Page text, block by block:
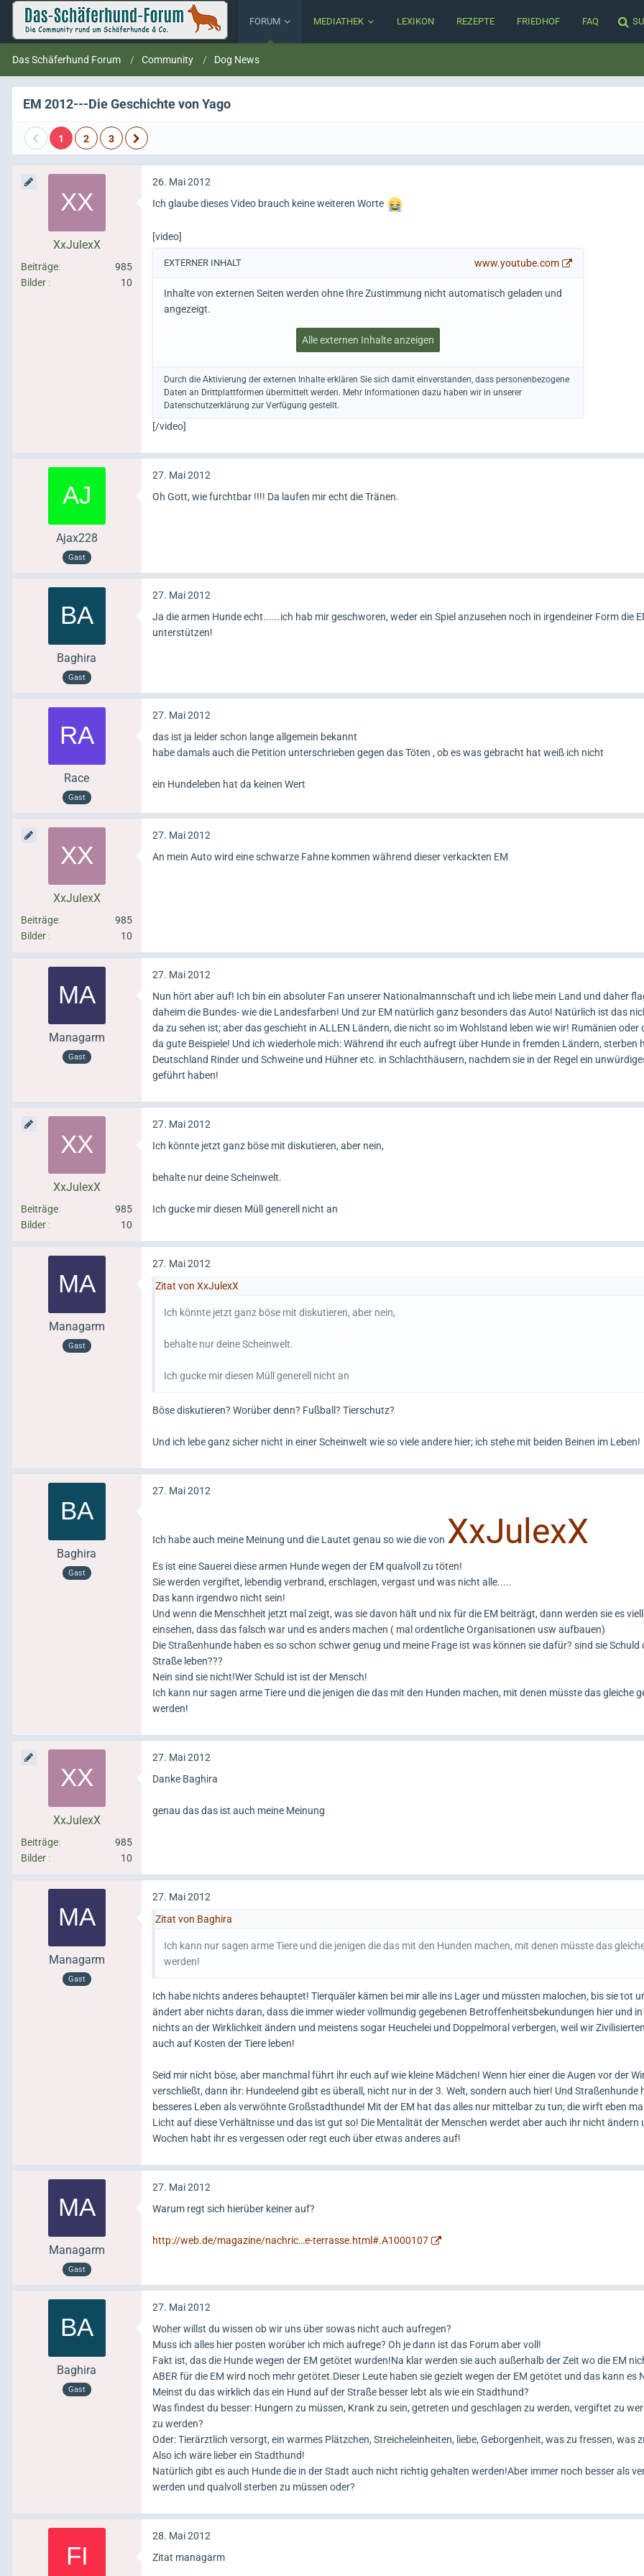
FORUM MEDIATHEK LEXIKON REZEPTE FRIEDHOF FAQ
Das Schäferhund Forum Community Dog News
EM 2012---Die Geschichte von Yago
1 2 3
XxJulexX
Beiträge
985
Bilder
10
26. Mai 2012
Ich glaube dieses Video brauch keine weiteren Worte
[video]
EXTERNER INHALT www.youtube.com
Inhalte von externen Seiten werden ohne Ihre Zustimmung nicht automatisch geladen und
angezeigt.
Alle externen Inhalte anzeigen
Durch die Aktivierung der externen Inhalte erklären Sie sich damit einverstanden, dass personenbezogene
Daten an Drittplattformen übermittelt werden. Mehr Informationen dazu haben wir in unserer
Datenschutzerklärung zur Verfügung gestellt.
[/video]
Ajax228
Gast
27. Mai 2012
Oh Gott, wie furchtbar !!!! Da laufen mir echt die Tränen.
Baghira
Gast
27. Mai 2012
Ja die armen Hunde echt......ich hab mir geschworen, weder ein Spiel anzusehen noch in irgendeiner Form die
unterstützen!
Race
Gast
27. Mai 2012
das ist ja leider schon lange allgemein bekannt
habe damals auch die Petition unterschrieben gegen das Töten , ob es was gebracht hat weiß ich nicht
ein Hundeleben hat da keinen Wert
XxJulexX
Beiträge
985
Bilder
10
27. Mai 2012
An mein Auto wird eine schwarze Fahne kommen während dieser verkackten EM
Managarm
Gast
27. Mai 2012
Nun hört aber auf! Ich bin ein absoluter Fan unserer Nationalmannschaft und ich liebe mein Land und daher
daheim die Bundes- wie die Landesfarben! Und zur EM natürlich ganz besonders das Auto! Natürlich ist das
da zu sehen ist; aber das geschieht in ALLEN Ländern, die nicht so im Wohlstand leben wie wir! Rumänien oder
da gute Beispiele! Und ich wiederhole mich: Während ihr euch aufregt über Hunde in fremden Ländern, sterben
Deutschland Rinder und Schweine und Hühner etc. in Schlachthäusern, nachdem sie in der Regel ein
geführt haben!
XxJulexX
Beiträge
985
Bilder
10
27. Mai 2012
Ich könnte jetzt ganz böse mit diskutieren, aber nein,
behalte nur deine Scheinwelt.
Ich gucke mir diesen Müll generell nicht an
Managarm
Gast
27. Mai 2012
Zitat von XxJulexX
Ich könnte jetzt ganz böse mit diskutieren, aber nein,
behalte nur deine Scheinwelt.
Ich gucke mir diesen Müll generell nicht an
Böse diskutieren? Worüber denn? Fußball? Tierschutz?
Und ich lebe ganz sicher nicht in einer Scheinwelt wie so viele andere hier; ich stehe mit beiden Beinen im Leben!
Baghira
Gast
27. Mai 2012
Ich habe auch meine Meinung und die Lautet genau so wie die von XxJulexX
Es ist eine Sauerei diese armen Hunde wegen der EM qualvoll zu töten!
Sie werden vergiftet, lebendig verbrand, erschlagen, vergast und was nicht alle.....
Das kann irgendwo nicht sein!
Und wenn die Menschheit jetzt mal zeigt, was sie davon hält und nix für die EM beiträgt, dann werden sie es
einsehen, dass das falsch war und es anders machen ( mal ordentliche Organisationen usw aufbauen)
Die Straßenhunde haben es so schon schwer genug und meine Frage ist was können sie dafür? sind sie Schuld
Straße leben???
Nein sind sie nicht!Wer Schuld ist ist der Mensch!
Ich kann nur sagen arme Tiere und die jenigen die das mit den Hunden machen, mit denen müsste das gleiche
werden!
XxJulexX
Beiträge
985
Bilder
10
27. Mai 2012
Danke Baghira
genau das das ist auch meine Meinung
Managarm
Gast
27. Mai 2012
Zitat von Baghira
Ich kann nur sagen arme Tiere und die jenigen die das mit den Hunden machen, mit denen müsste das
werden!
Ich habe nichts anderes behauptet! Tierquäler kämen bei mir alle ins Lager und müssten malochen, bis sie tot
ändert aber nichts daran, dass die immer wieder vollmundig gegebenen Betroffenheitsbekundungen hier und
nichts an der Wirklichkeit ändern und meistens sogar Heuchelei und Doppelmoral verbergen, weil wir
auch auf Kosten der Tiere leben!
Seid mir nicht böse, aber manchmal führt ihr euch auf wie kleine Mädchen! Wenn hier einer die Augen vor der
verschließt, dann ihr: Hundeelend gibt es überall, nicht nur in der 3. Welt, sondern auch hier! Und Straßenhunde
besseres Leben als verwöhnte Großstadthunde! Mit der EM hat das alles nur mittelbar zu tun; die wirft eben
Licht auf diese Verhältnisse und das ist gut so! Die Mentalität der Menschen werdet aber auch ihr nicht ändern
Wochen habt ihr es vergessen oder regt euch über etwas anderes auf!
Managarm
Gast
27. Mai 2012
Warum regt sich hierüber keiner auf?
http://web.de/magazine/nachric…e-terrasse.html#.A1000107
Baghira
Gast
27. Mai 2012
Woher willst du wissen ob wir uns über sowas nicht auch aufregen?
Muss ich alles hier posten worüber ich mich aufrege? Oh je dann ist das Forum aber voll!
Fakt ist, das die Hunde wegen der EM getötet wurden!Na klar werden sie auch außerhalb der Zeit wo die EM
ABER für die EM wird noch mehr getötet.Dieser Leute haben sie gezielt wegen der EM getötet und das kann es
Meinst du das wirklich das ein Hund auf der Straße besser lebt als wie ein Stadthund?
Was findest du besser: Hungern zu müssen, Krank zu sein, getreten und geschlagen zu werden, vergiftet zu
zu werden?
Oder: Tierärztlich versorgt, ein warmes Plätzchen, Streicheleinheiten, liebe, Geborgenheit, was zu fressen, was
Also ich wäre lieber ein Stadthund!
Natürlich gibt es auch Hunde die in der Stadt auch nicht richtig gehalten werden!Aber immer noch besser als
werden und qualvoll sterben zu müssen oder?
28. Mai 2012
Zitat managarm